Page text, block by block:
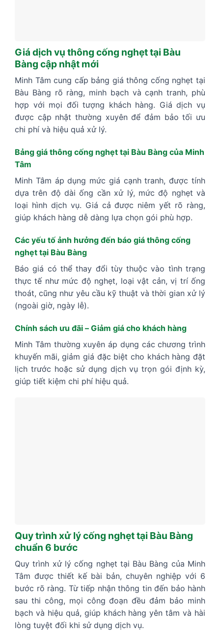
Giá dịch vụ thông cống nghẹt tại Bàu
Bàng cập nhật mới
Minh Tâm cung cấp bảng giá thông cống nghẹt tại
Bàu Bàng rõ ràng, minh bạch và cạnh tranh, phù
hợp với mọi đối tượng khách hàng. Giá dịch vụ
được cập nhật thường xuyên để đảm bảo tối ưu
chi phí và hiệu quả xử lý.
Bảng giá thông cống nghẹt tại Bàu Bàng của Minh
Tâm
Minh Tâm áp dụng mức giá cạnh tranh, được tính
dựa trên độ dài ống cần xử lý, mức độ nghẹt và
loại hình dịch vụ. Giá cả được niêm yết rõ ràng,
giúp khách hàng dễ dàng lựa chọn gói phù hợp.
Các yếu tố ảnh hưởng đến báo giá thông cống
nghẹt tại Bàu Bàng
Báo giá có thể thay đổi tùy thuộc vào tình trạng
thực tế như mức độ nghẹt, loại vật cản, vị trí ống
thoát, cũng như yêu cầu kỹ thuật và thời gian xử lý
(ngoài giờ, ngày lễ).
Chính sách ưu đãi – Giảm giá cho khách hàng
Minh Tâm thường xuyên áp dụng các chương trình
khuyến mãi, giảm giá đặc biệt cho khách hàng đặt
lịch trước hoặc sử dụng dịch vụ trọn gói định kỳ,
giúp tiết kiệm chi phí hiệu quả.
Quy trình xử lý cống nghẹt tại Bàu Bàng
chuẩn 6 bước
Quy trình xử lý cống nghẹt tại Bàu Bàng của Minh
Tâm được thiết kế bài bản, chuyên nghiệp với 6
bước rõ ràng. Từ tiếp nhận thông tin đến bảo hành
sau thi công, mọi công đoạn đều đảm bảo minh
bạch và hiệu quả, giúp khách hàng yên tâm và hài
lòng tuyệt đối khi sử dụng dịch vụ.